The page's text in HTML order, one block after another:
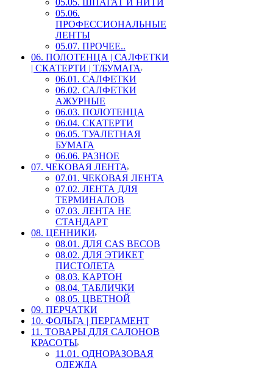
05.05. ШПАГАТ И НИТИ
05.06.
ПРОФЕССИОНАЛЬНЫЕ
ЛЕНТЫ
05.07. ПРОЧЕЕ..
06. ПОЛОТЕНЦА | САЛФЕТКИ
| СКАТЕРТИ | Т/БУМАГА
06.01. САЛФЕТКИ
06.02. САЛФЕТКИ
АЖУРНЫЕ
06.03. ПОЛОТЕНЦА
06.04. СКАТЕРТИ
06.05. ТУАЛЕТНАЯ
БУМАГА
06.06. РАЗНОЕ
07. ЧЕКОВАЯ ЛЕНТА
07.01. ЧЕКОВАЯ ЛЕНТА
07.02. ЛЕНТА ДЛЯ
ТЕРМИНАЛОВ
07.03. ЛЕНТА НЕ
СТАНДАРТ
08. ЦЕННИКИ
08.01. ДЛЯ CAS ВЕСОВ
08.02. ДЛЯ ЭТИКЕТ
ПИСТОЛЕТА
08.03. КАРТОН
08.04. ТАБЛИЧКИ
08.05. ЦВЕТНОЙ
09. ПЕРЧАТКИ
10. ФОЛЬГА | ПЕРГАМЕНТ
11. ТОВАРЫ ДЛЯ САЛОНОВ
КРАСОТЫ
11.01. ОДНОРАЗОВАЯ
ОДЕЖДА